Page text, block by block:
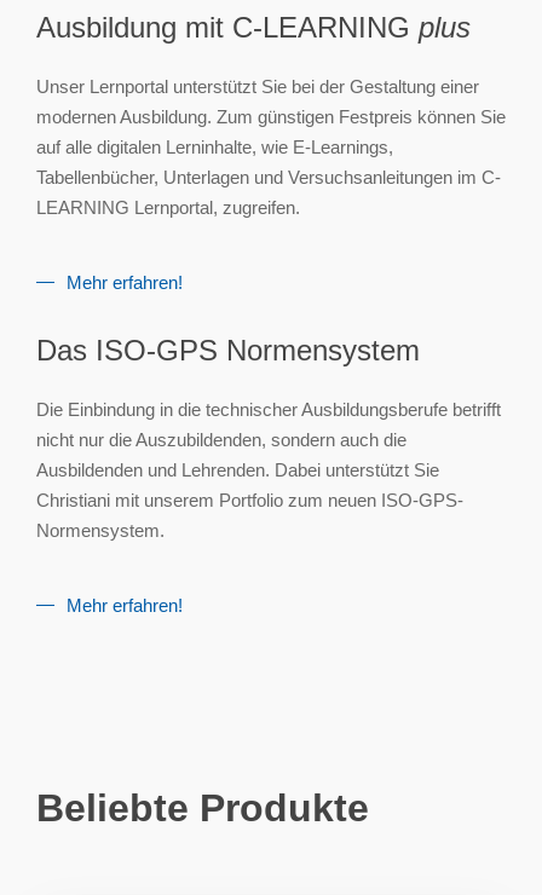
Ausbildung mit C-LEARNING plus
Unser Lernportal unterstützt Sie bei der Gestaltung einer
modernen Ausbildung. Zum günstigen Festpreis können Sie
auf alle digitalen Lerninhalte, wie E-Learnings,
Tabellenbücher, Unterlagen und Versuchsanleitungen im C-
LEARNING Lernportal, zugreifen.
Mehr erfahren!
Das ISO-GPS Normensystem
Die Einbindung in die technischer Ausbildungsberufe betrifft
nicht nur die Auszubildenden, sondern auch die
Ausbildenden und Lehrenden. Dabei unterstützt Sie
Christiani mit unserem Portfolio zum neuen ISO-GPS-
Normensystem.
Mehr erfahren!
Beliebte Produkte